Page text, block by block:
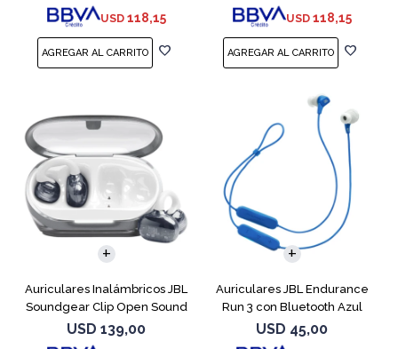
USD 118,15 USD 118,15
Auriculares Inalámbricos JBL
Soundgear Clip Open Sound
Blanc
USD 139,00
Auriculares JBL Endurance
Run 3 con Bluetooth Azul
USD 45,00